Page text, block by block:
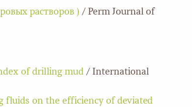
растворов ) / Perm Journal of
of drilling mud / International
fluids on the efficiency of deviated